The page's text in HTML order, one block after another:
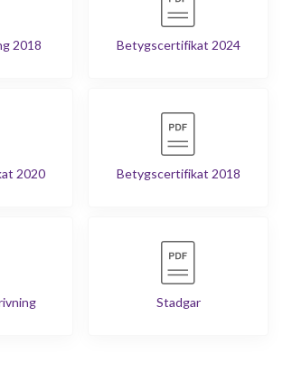
2018 Betygscertifikat 2024
2020 Betygscertifikat 2018
Stadgar